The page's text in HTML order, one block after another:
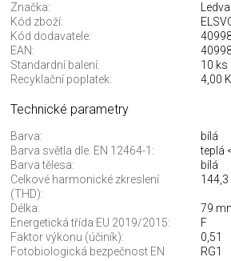
Značka:
Kód zboží:
Kód dodavatele:
EAN:
Standardní balení:
10 ks
Recyklační poplatek:
4,00
Technické parametry
Barva:
bílá
Barva světla dle. EN 12464-1:
teplá
Barva tělesa:
bílá
Celkové harmonické zkreslení
(THD):
144,3
Délka:
79
Energetická třída EU 2019/2015:
F
Faktor výkonu (účiník):
0,51
Fotobiologická bezpečnost EN
RG1